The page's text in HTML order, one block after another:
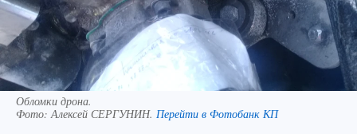
Обломки дрона.
Фото:Алексей СЕРГУНИН. Перейти в Фотобанк КП